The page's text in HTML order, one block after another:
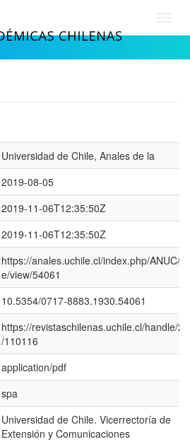
Universidad de Chile, Anales de la
2019-08-05
2019-11-06T12:35:50Z
2019-11-06T12:35:50Z
https://anales.uchile.cl/index.php/ANUC/
e/view/54061
10.5354/0717-8883.1930.54061
https://revistaschilenas.uchile.cl/handle/
/110116
application/pdf
spa
Universidad de Chile. Vicerrectoría de
Extensión y Comunicaciones